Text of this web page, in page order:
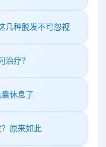
几种脱发不可忽视
治疗？
休息了
原来如此